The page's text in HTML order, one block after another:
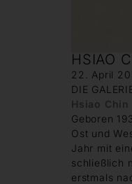
HSIAO
22. April
DIE
Hsiao Chin
Geboren
Ost und
Jahr mit
schließlich
erstmals